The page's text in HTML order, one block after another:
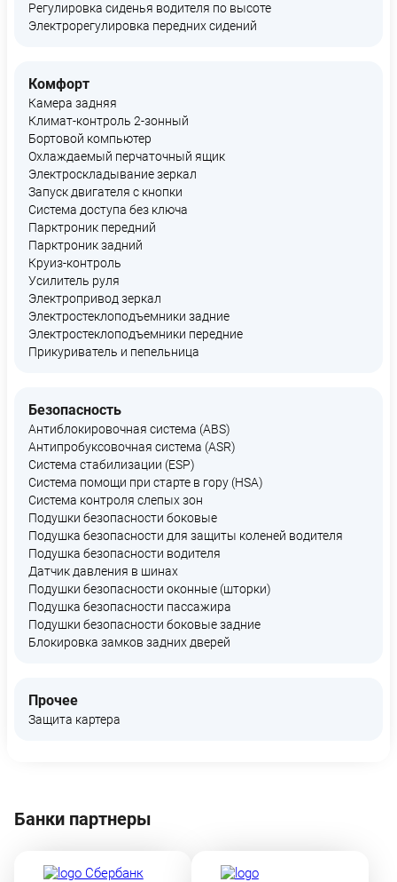
Регулировка сиденья водителя по высоте
Электрорегулировка передних сидений
Комфорт
Камера задняя
Климат-контроль 2-зонный
Бортовой компьютер
Охлаждаемый перчаточный ящик
Электроскладывание зеркал
Запуск двигателя с кнопки
Система доступа без ключа
Парктроник передний
Парктроник задний
Круиз-контроль
Усилитель руля
Электропривод зеркал
Электростеклоподъемники задние
Электростеклоподъемники передние
Прикуриватель и пепельница
Безопасность
Антиблокировочная система (ABS)
Антипробуксовочная система (ASR)
Система стабилизации (ESP)
Система помощи при старте в гору (HSA)
Система контроля слепых зон
Подушки безопасности боковые
Подушка безопасности для защиты коленей водителя
Подушка безопасности водителя
Датчик давления в шинах
Подушки безопасности оконные (шторки)
Подушка безопасности пассажира
Подушки безопасности боковые задние
Блокировка замков задних дверей
Прочее
Защита картера
Банки партнеры